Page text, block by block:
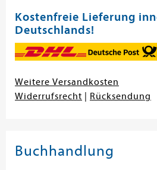
Kostenfreie Lieferung
Deutschlands!
Weitere Versandkosten
Widerrufsrecht
Rücksendung
Buchhandlung